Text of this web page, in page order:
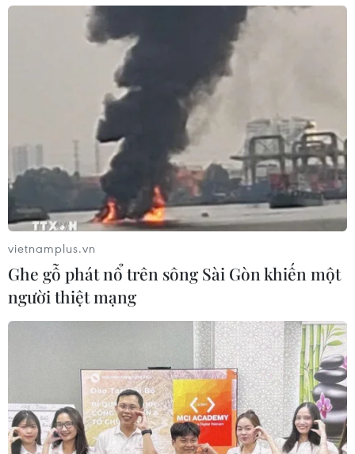
vietnamplus.vn
Ghe gỗ phát nổ trên sông Sài Gòn khiến một
người thiệt mạng